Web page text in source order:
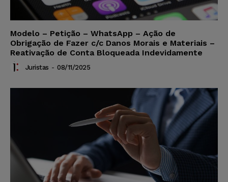
Modelo – Petição – WhatsApp – Ação de
Obrigação de Fazer c/c Danos Morais e Materiais –
Reativação de Conta Bloqueada Indevidamente
Juristas - 08/11/2025